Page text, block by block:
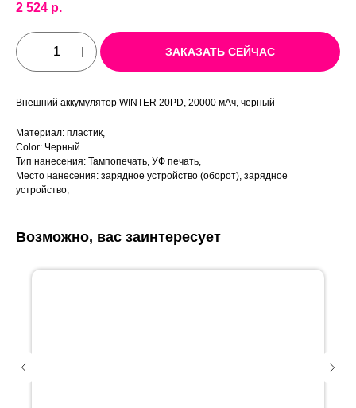
2 524 р.
ЗАКАЗАТЬ СЕЙЧАС
Внешний аккумулятор WINTER 20PD, 20000 мАч, черный
Материал: пластик,
Color: Черный
Тип нанесения: Тампопечать, УФ печать,
Место нанесения: зарядное устройство (оборот), зарядное
устройство,
Возможно, вас заинтересует